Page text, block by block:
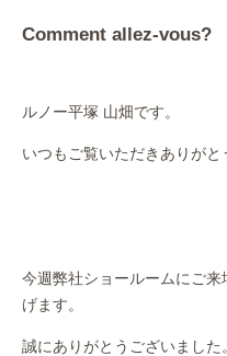
ショールーム
作業事例
Comment allez-vous?
ルノー平塚 山畑です。
いつもご覧いただきありがと
今週弊社ショールームにご
げます。
誠にありがとうございました。